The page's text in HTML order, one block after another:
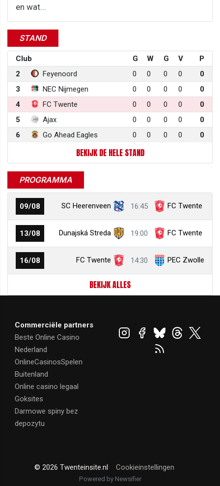
en wat...
STAND
Club G W G V
P
2
Feyenoord 0 0 0 0
0
3
NEC Nijmegen 0 0 0 0
0
4
FC Twente 0 0 0 0
0
5
Ajax 0 0 0 0
0
6
Go Ahead Eagles 0 0 0 0 0
BEKIJK DE HELE STAND
PROGRAMMA
09/08 SC Heerenveen 16:45 FC Twente
13/08 Dunajská Streda 19:00 FC Twente
16/08 FC Twente 14:30 PEC Zwolle
BEKIJK ALLES
Commerciële partners
Beste Online Casino
Nederland
OnlineCasinosSpelen
Buitenland
Online casino legaal
Goksites
Darmowe spiny bez
depozytu
© 2026 Twenteinsite.nl Cookieinstellingen
Powered by Newsifier